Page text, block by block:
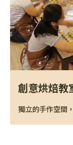
創意烘焙教
獨立的手作空間